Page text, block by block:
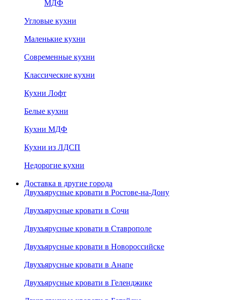
МДФ
Угловые кухни
Маленькие кухни
Современные кухни
Классические кухни
Кухни Лофт
Белые кухни
Кухни МДФ
Кухни из ЛДСП
Недорогие кухни
Доставка в другие города
Двухъярусные кровати в Ростове-на-Дону
Двухъярусные кровати в Сочи
Двухъярусные кровати в Ставрополе
Двухъярусные кровати в Новороссийске
Двухъярусные кровати в Анапе
Двухъярусные кровати в Геленджике